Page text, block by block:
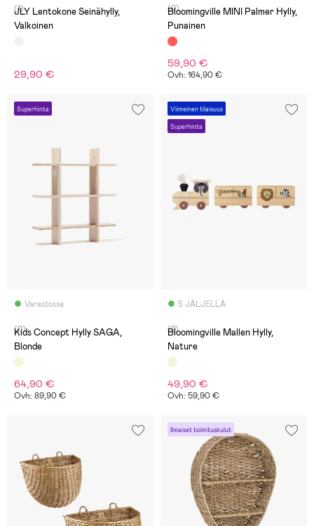
(1)
JLY Lentokone Seinähylly,
Valkoinen
29,90 €
(0)
Bloomingville MINI Palmer Hylly,
Punainen
59,90 €
Ovh: 164,90 €
Superhinta
Varastossa
(0)
Kids Concept Hylly SAGA,
Blonde
64,90 €
Ovh: 89,90 €
Viimeinen tilaisuus
Superhinta
5 JÄLJELLÄ
(2)
Bloomingville Mallen Hylly,
Nature
49,90 €
Ovh: 59,90 €
Ilmaiset toimituskulut